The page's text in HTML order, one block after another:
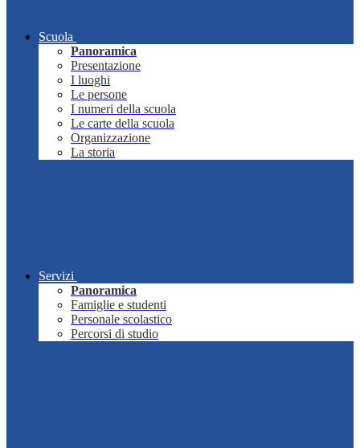
Scuola
Panoramica
Presentazione
I luoghi
Le persone
I numeri della scuola
Le carte della scuola
Organizzazione
La storia
Servizi
Panoramica
Famiglie e studenti
Personale scolastico
Percorsi di studio